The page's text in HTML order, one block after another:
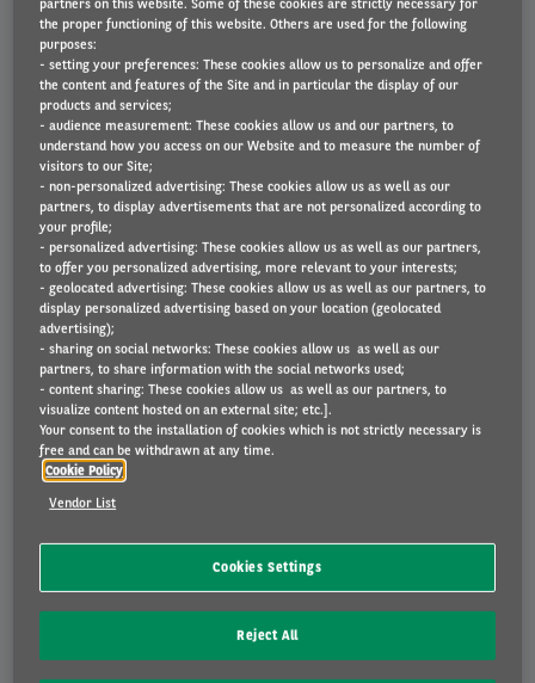
Het is strafbaar om zich op bedrieglijke wijze toegang
te verschaffen tot of verbonden te blijven met een
computersysteem, de werking van een dergelijk
systeem te belemmeren of te verstoren, of op
bedrieglijke wijze gegevens in een computersysteem in
te voeren of te wijzigen.
De toegang tot de Website is gratis. De kosten voor de
toegang tot en het gebruik van het
telecommunicatienetwerk zijn voor uw rekening.
Wij zijn niet aansprakelijk voor elementen waarover
wij geen controle hebben of voor schade die mogelijk
veroorzaakt wordt door uw technische omgeving, in
het bijzonder computers, softwareprogramma's,
netwerkapparatuur en elk ander apparaat dat gebruikt
wordt om toegang te krijgen tot of gebruik te maken
van de diensten en/of de informatie op de Website.
Intellectuele eigendom
the proper functioning of this website. Others are used for the following
purposes:
- setting your preferences: These cookies allow us to personalize and offer
the content and features of the Site and in particular the display of our
products and services;
- audience measurement: These cookies allow us and our partners, to
understand how you access on our Website and to measure the number of
visitors to our Site;
- non-personalized advertising: These cookies allow us as well as our
partners, to display advertisements that are not personalized according to
your profile;
- personalized advertising: These cookies allow us as well as our partners,
to offer you personalized advertising, more relevant to your interests;
- geolocated advertising: These cookies allow us as well as our partners, to
display personalized advertising based on your location (geolocated
advertising);
- sharing on social networks: These cookies allow us as well as our
partners, to share information with the social networks used;
- content sharing: These cookies allow us as well as our partners, to
visualize content hosted on an external site; etc.].
Your consent to the installation of cookies which is not strictly necessary is
free and can be withdrawn at any time.
Cookie Policy
Vendor List
Cookies Settings
Reject All